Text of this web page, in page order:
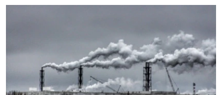
Перейти
СПЕЦПРОЕКТИ
ДЕПОРТАЦІЯ
ЯК ОБІЙТИ БЛОКУВАННЯ